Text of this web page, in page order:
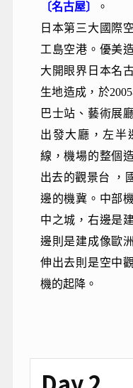
〔名古屋〕
。
日本第三大國際
工島空港。優美
大開眼界日本名
生地造成，於
巴士站、藝術展
出發大廳，左半
線，機場的整個
出去的觀景台 ，
邊的機冀。中部
中之城，右邊是
邊則是建成像歐
伸出去則是空中
機的起降。